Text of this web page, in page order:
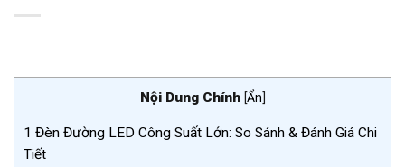
Nội Dung Chính [Ẩn]
1 Đèn Đường LED Công Suất Lớn: So Sánh & Đánh Giá Chi
Tiết